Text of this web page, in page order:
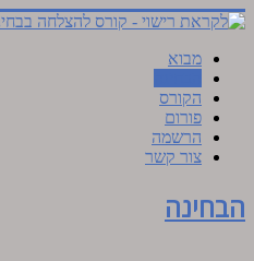
מבוא
הקורס
פורום
הרשמה
צור קשר
הבחינה